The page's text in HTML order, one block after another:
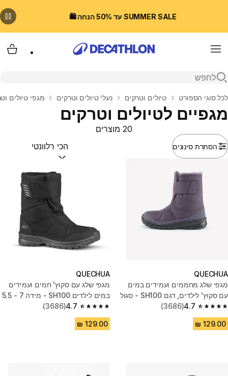
SUMMER SALE עד 50% הנחה 🛍️
Menu
פתיחת חיפוש
בית
לכל סוגי הספורט טיולים וטרקים נעלי טיולים וטרקים מגפי טיולים
מגפיים לטיולים וטרקים
הסתרת סינונים
20 מוצרים
מיין לפי:(optional)
QUECHUA
מגפי שלג מחממים ועמידים במים
עם סקוץ' לילדים, דגם SH100 - סגול
4.7
4.7 out of 5 stars from 3686 reviews
(3686)
QUECHUA
מגפי שלג עם סקוץ' חמים ועמידים
במים לילדים SH100 - מידה 7 - 5.5
4.7
4.7 out of 5 stars from 3686 reviews
(3686)